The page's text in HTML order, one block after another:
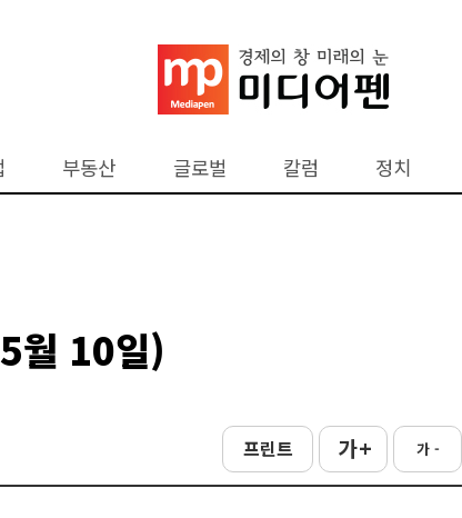
부동산 글로벌 칼럼 정치
월 10일)
프린트 가 + 가 -